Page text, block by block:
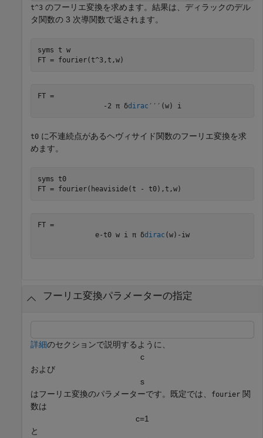
t^3 のフーリエ変換を求めます。結果は、ディラックのデル
タ関数の 3 次導関数で返されます。
syms t w
FT = fourier(t^3,t,w)
FT =
- 2 π δdirac ′ ′ ′ (w) i
t0 に不連続点があるヘヴィサイド関数のフーリエ変換を求
めます。
syms t0
FT = fourier(heaviside(t - t0),t,w)
e-t0 w i π δdirac (w) - iw
フーリエ変換パラメーターの指定
詳細のセクションで説明するように、
c
および
s
はフーリエ変換のパラメーターです。既定では、
fourier 関
数は
c=1
と